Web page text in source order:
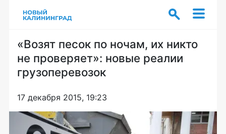
«Возят песок по ночам, их никто
не проверяет»: новые реалии
грузоперевозок
17 декабря 2015, 19:23